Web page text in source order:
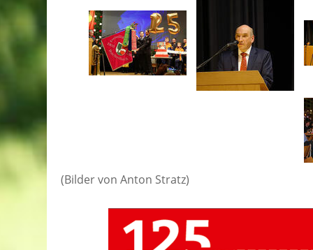
(Bilder von Anton Stratz)